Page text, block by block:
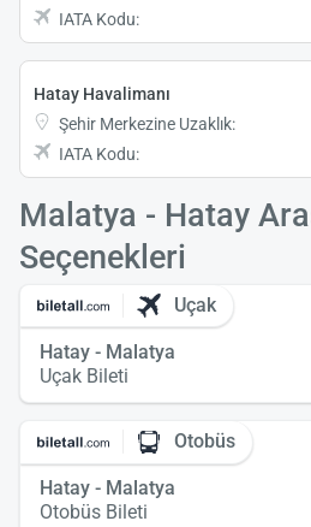
IATA Kodu:
Hatay Havalimanı
Şehir Merkezine Uzaklık:
IATA Kodu:
Malatya - Hatay
Seçenekleri
Uçak
Hatay - Malatya
Uçak Bileti
Otobüs
Hatay - Malatya
Otobüs Bileti